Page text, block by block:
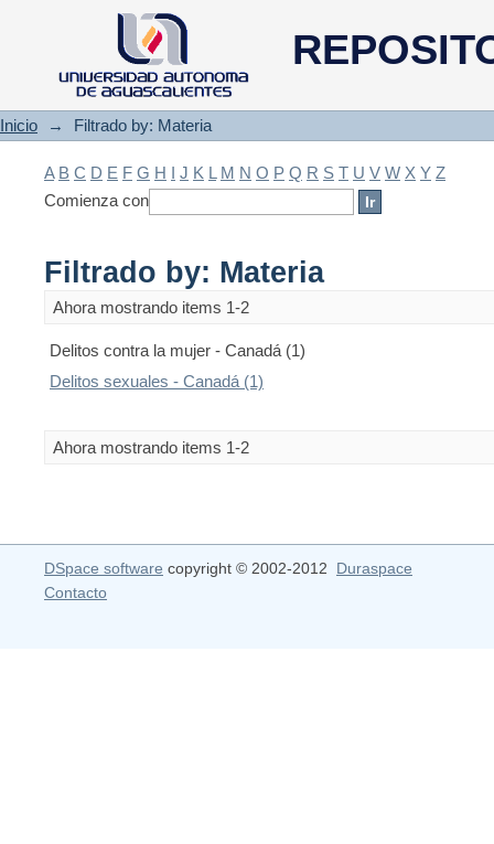
Filtrado by: Materia
Inicio → Filtrado by: Materia
A B C D E F G H I J K L M N O P Q R S T U V W X Y Z
Comienza con
Filtrado by: Materia
Ahora mostrando items 1-2
Delitos contra la mujer - Canadá (1)
Delitos sexuales - Canadá (1)
Ahora mostrando items 1-2
DSpace software copyright © 2002-2012 Duraspace
Contacto